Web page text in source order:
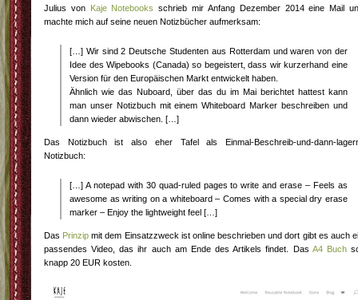
Julius von Kaje Notebooks schrieb mir Anfang Dezember 2014 eine Mail
machte mich auf seine neuen Notizbücher aufmerksam:
[…] Wir sind 2 Deutsche Studenten aus Rotterdam und waren von der
Idee des Wipebooks (Canada) so begeistert, dass wir kurzerhand eine
Version für den Europäischen Markt entwickelt haben.
Ähnlich wie das Nuboard, über das du im Mai berichtet hattest kann
man unser Notizbuch mit einem Whiteboard Marker beschreiben und
dann wieder abwischen. […]
Das Notizbuch ist also eher Tafel als Einmal-Beschreib-und-dann-
Notizbuch:
[…] A notepad with 30 quad-ruled pages to write and erase – Feels as
awesome as writing on a whiteboard – Comes with a special dry erase
marker – Enjoy the lightweight feel […]
Das Prinzip mit dem Einsatzzweck ist online beschrieben und dort gibt es auch
passendes Video, das ihr auch am Ende des Artikels findet. Das A4 Buch
knapp 20 EUR kosten.